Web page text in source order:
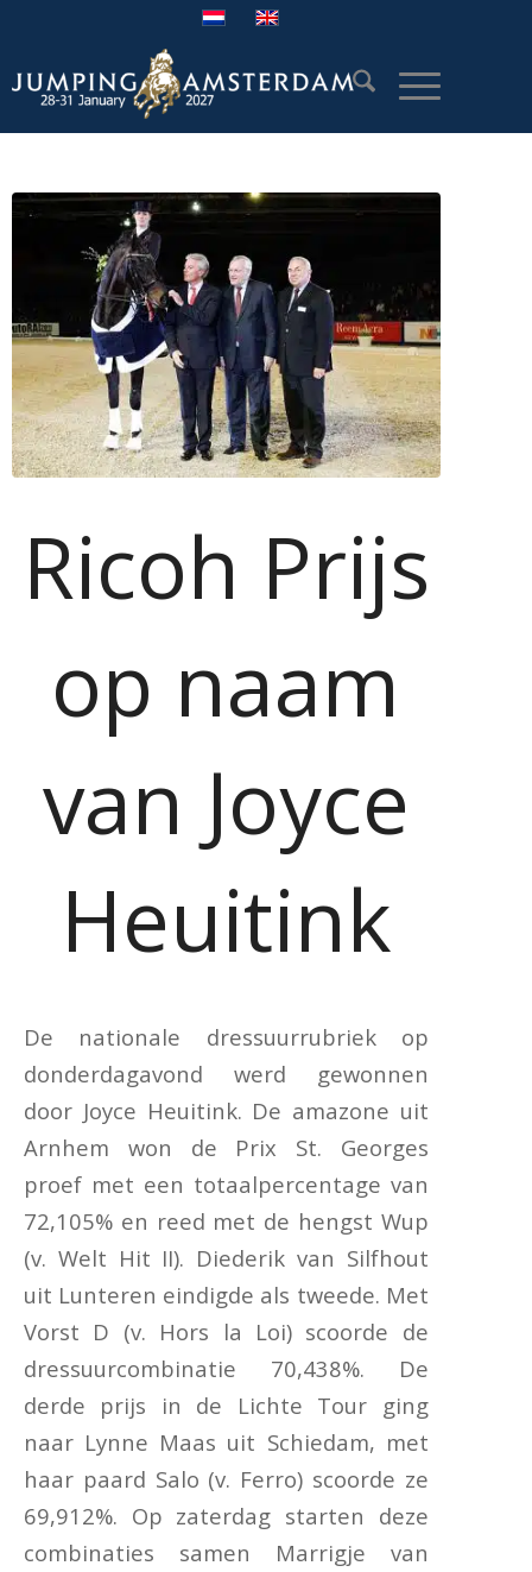
Ricoh Prijs
op naam
van Joyce
Heuitink
De nationale dressuurrubriek op
donderdagavond werd gewonnen
door Joyce Heuitink. De amazone uit
Arnhem won de Prix St. Georges
proef met een totaalpercentage van
72,105% en reed met de hengst Wup
(v. Welt Hit II). Diederik van Silfhout
uit Lunteren eindigde als tweede. Met
Vorst D (v. Hors la Loi) scoorde de
dressuurcombinatie 70,438%. De
derde prijs in de Lichte Tour ging
naar Lynne Maas uit Schiedam, met
haar paard Salo (v. Ferro) scoorde ze
69,912%. Op zaterdag starten deze
combinaties samen Marrigje van